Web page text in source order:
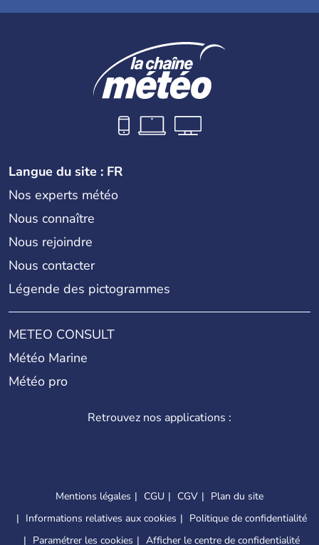
Langue du site : FR
Nos experts météo
Nous connaître
Nous rejoindre
Nous contacter
Légende des pictogrammes
METEO CONSULT
Météo Marine
Météo pro
Retrouvez nos applications :
Mentions légales CGU CGV
Plan du site
Informations relatives aux cookies
Politique de confidentialité
Paramétrer les cookies
Afficher le centre de confidentialité